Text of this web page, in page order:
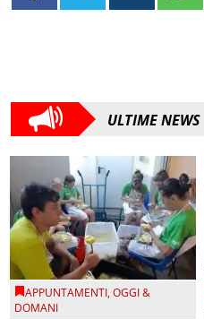
ULTIME NEWS
APPUNTAMENTI,OGGI &
DOMANI